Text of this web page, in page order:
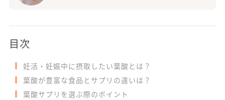
目次
妊活・妊娠中に摂取したい葉酸とは？
葉酸が豊富な食品とサプリの違いは？
葉酸サプリを選ぶ際のポイント